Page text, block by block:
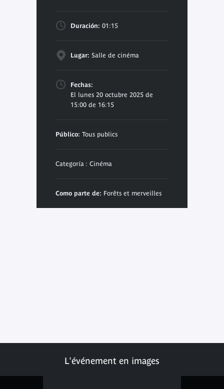
Duración: 01:15
Lugar: Salle de cinéma
Fechas:
El lunes 20 octubre 2025 de
15:00 de 16:15
Público: Tous publics
Categoría : Cinéma
Como parte de: Forêts et merveilles
L'événement en images